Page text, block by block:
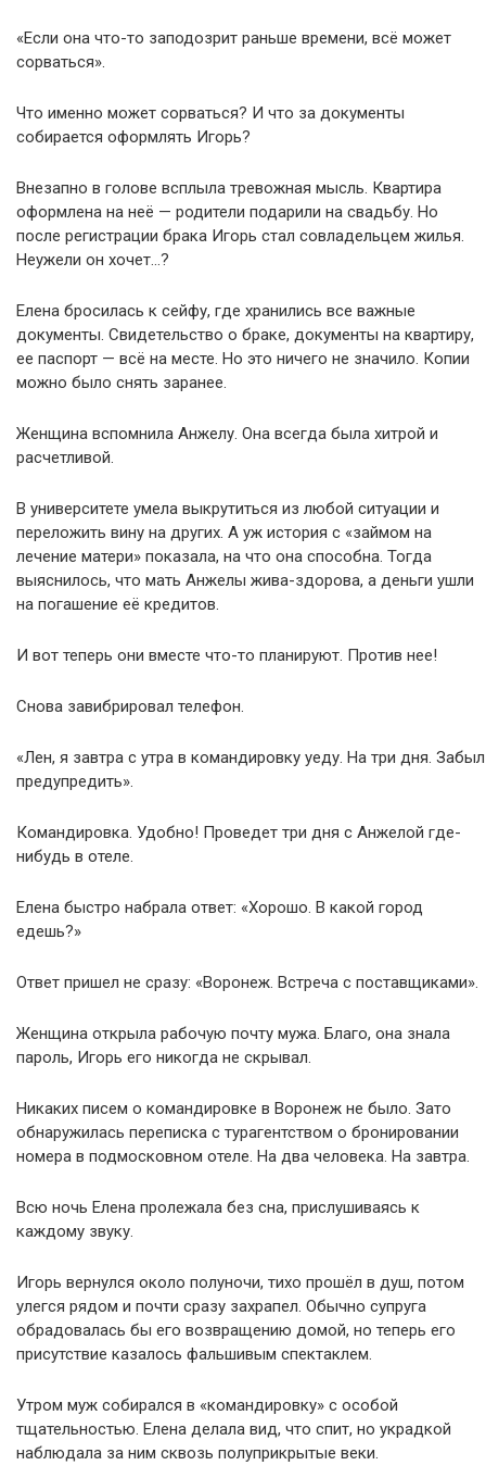
«Если она что-то заподозрит раньше времени, всё может
сорваться».
Что именно может сорваться? И что за документы
собирается оформлять Игорь?
Внезапно в голове всплыла тревожная мысль. Квартира
оформлена на неё — родители подарили на свадьбу. Но
после регистрации брака Игорь стал совладельцем жилья.
Неужели он хочет…?
Елена бросилась к сейфу, где хранились все важные
документы. Свидетельство о браке, документы на квартиру,
ее паспорт — всё на месте. Но это ничего не значило. Копии
можно было снять заранее.
Женщина вспомнила Анжелу. Она всегда была хитрой и
расчетливой.
В университете умела выкрутиться из любой ситуации и
переложить вину на других. А уж история с «займом на
лечение матери» показала, на что она способна. Тогда
выяснилось, что мать Анжелы жива-здорова, а деньги ушли
на погашение её кредитов.
И вот теперь они вместе что-то планируют. Против нее!
Снова завибрировал телефон.
«Лен, я завтра с утра в командировку уеду. На три дня. Забыл
предупредить».
Командировка. Удобно! Проведет три дня с Анжелой где-
нибудь в отеле.
Елена быстро набрала ответ: «Хорошо. В какой город
едешь?»
Ответ пришел не сразу: «Воронеж. Встреча с поставщиками».
Женщина открыла рабочую почту мужа. Благо, она знала
пароль, Игорь его никогда не скрывал.
Никаких писем о командировке в Воронеж не было. Зато
обнаружилась переписка с турагентством о бронировании
номера в подмосковном отеле. На два человека. На завтра.
Всю ночь Елена пролежала без сна, прислушиваясь к
каждому звуку.
Игорь вернулся около полуночи, тихо прошёл в душ, потом
улегся рядом и почти сразу захрапел. Обычно супруга
обрадовалась бы его возвращению домой, но теперь его
присутствие казалось фальшивым спектаклем.
Утром муж собирался в «командировку» с особой
тщательностью. Елена делала вид, что спит, но украдкой
наблюдала за ним сквозь полуприкрытые веки.